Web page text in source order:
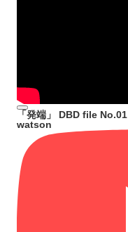
「発端」 DBD file No.01
watson